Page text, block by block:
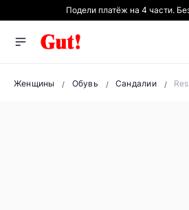
Подели платёж на 4 части.
Женщины Обувь Сандалии